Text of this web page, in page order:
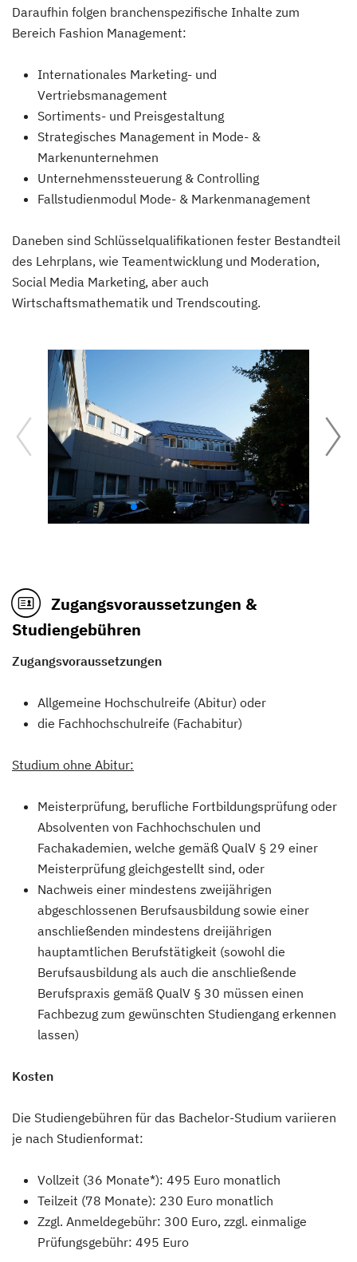
Daraufhin folgen branchenspezifische Inhalte zum
Bereich Fashion Management:
Internationales Marketing- und
Vertriebsmanagement
Sortiments- und Preisgestaltung
Strategisches Management in Mode- &
Markenunternehmen
Unternehmenssteuerung & Controlling
Fallstudienmodul Mode- & Markenmanagement
Daneben sind Schlüsselqualifikationen fester Bestandteil
des Lehrplans, wie Teamentwicklung und Moderation,
Social Media Marketing, aber auch
Wirtschaftsmathematik und Trendscouting.
Zugangsvoraussetzungen &
Studiengebühren
Zugangsvoraussetzungen
Allgemeine Hochschulreife (Abitur) oder
die Fachhochschulreife (Fachabitur)
Studium ohne Abitur:
Meisterprüfung, berufliche Fortbildungsprüfung oder
Absolventen von Fachhochschulen und
Fachakademien, welche gemäß QualV § 29 einer
Meisterprüfung gleichgestellt sind, oder
Nachweis einer mindestens zweijährigen
abgeschlossenen Berufsausbildung sowie einer
anschließenden mindestens dreijährigen
hauptamtlichen Berufstätigkeit (sowohl die
Berufsausbildung als auch die anschließende
Berufspraxis gemäß QualV § 30 müssen einen
Fachbezug zum gewünschten Studiengang erkennen
lassen)
Kosten
Die Studiengebühren für das Bachelor-Studium variieren
je nach Studienformat:
Vollzeit (36 Monate*): 495 Euro monatlich
Teilzeit (78 Monate): 230 Euro monatlich
Zzgl. Anmeldegebühr: 300 Euro, zzgl. einmalige
Prüfungsgebühr: 495 Euro